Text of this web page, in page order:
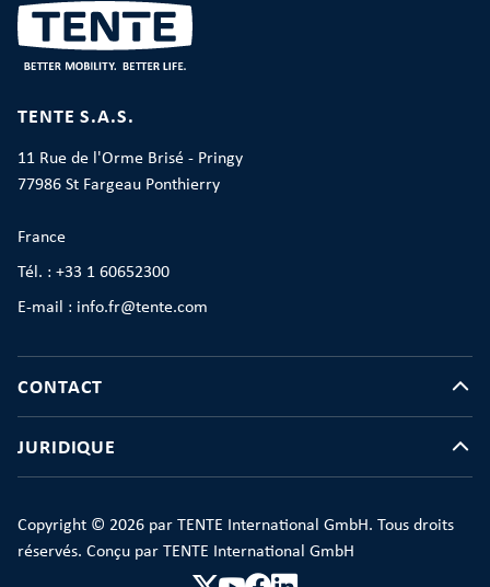
TENTE S.A.S.
11 Rue de l'Orme Brisé - Pringy
77986 St Fargeau Ponthierry
France
Tél. : +33 1 60652300
E-mail : info.fr@tente.com
CONTACT
JURIDIQUE
Copyright © 2026 par TENTE International GmbH. Tous droits
réservés. Conçu par TENTE International GmbH